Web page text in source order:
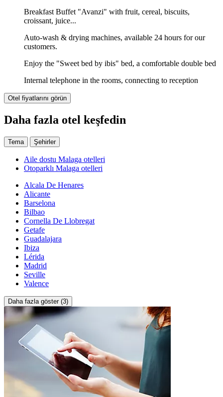
Breakfast Buffet "Avanzi" with fruit, cereal, biscuits,
croissant, juice...
Auto-wash & drying machines, available 24 hours for our
customers.
Enjoy the "Sweet bed by ibis" bed, a comfortable double bed
Internal telephone in the rooms, connecting to reception
Otel fiyatlarını görün
Daha fazla otel keşfedin
Tema Şehirler
Aile dostu Malaga otelleri
Otoparklı Malaga otelleri
Alcala De Henares
Alicante
Barselona
Bilbao
Cornella De Llobregat
Getafe
Guadalajara
Ibiza
Lérida
Madrid
Seville
Valence
Daha fazla göster (3)